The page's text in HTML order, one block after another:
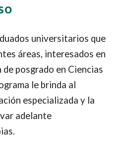
universitarios que
áreas, interesados en
posgrado en Ciencias
le brinda al
especializada y la
adelante